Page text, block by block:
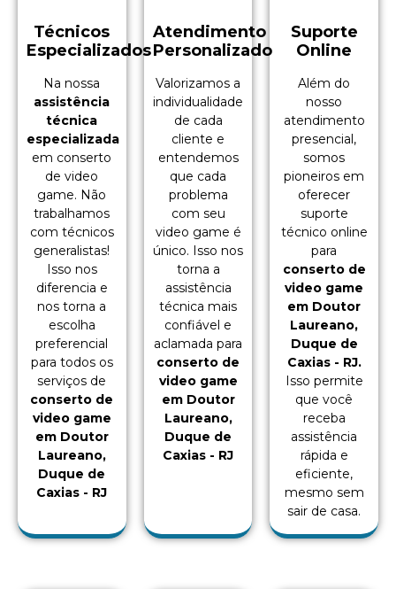
Técnicos
Especializados
Na nossa
assistência
técnica
especializada
em conserto
de video
game. Não
trabalhamos
com técnicos
generalistas!
Isso nos
diferencia e
nos torna a
escolha
preferencial
para todos os
serviços de
conserto de
video game
em Doutor
Laureano,
Duque de
Caxias - RJ
Atendimento
Personalizado
Valorizamos a
individualidade
de cada
cliente e
entendemos
que cada
problema
com seu
video game é
único. Isso nos
torna a
assistência
técnica mais
confiável e
aclamada para
conserto de
video game
em Doutor
Laureano,
Duque de
Caxias - RJ
Suporte
Online
Além do
nosso
atendimento
presencial,
somos
pioneiros em
oferecer
suporte
técnico online
para
conserto de
video game
em Doutor
Laureano,
Duque de
Caxias - RJ.
Isso permite
que você
receba
assistência
rápida e
eficiente,
mesmo sem
sair de casa.